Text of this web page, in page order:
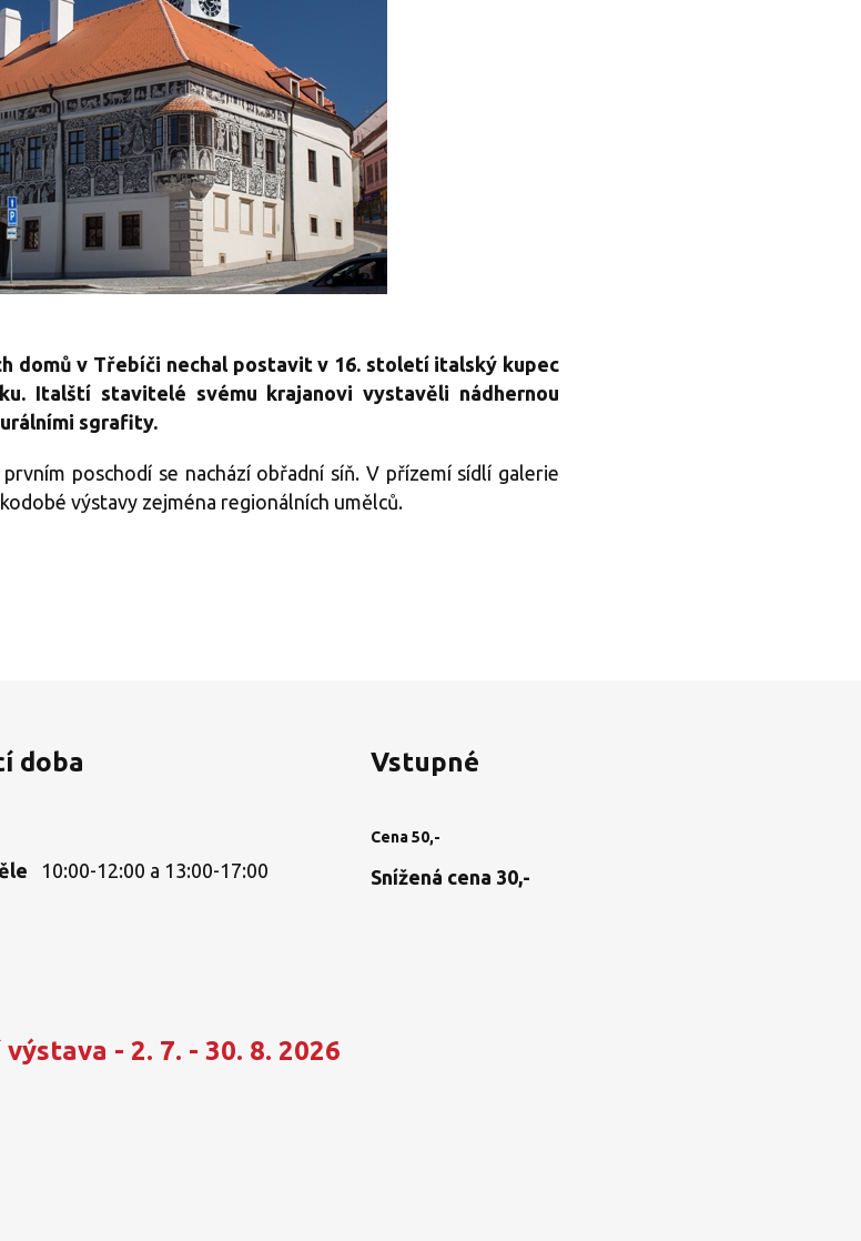
domů v Třebíči nechal postavit v 16. století italský kupec
Italští stavitelé svému krajanovi vystavěli nádhernou
sgrafity.
poschodí se nachází obřadní síň. V přízemí sídlí galerie
výstavy zejména regionálních umělců.
doba
10:00-12:00 a 13:00-17:00
Vstupné
Cena 50,-
Snížená cena 30,-
výstava -2. 7. - 30. 8. 2026